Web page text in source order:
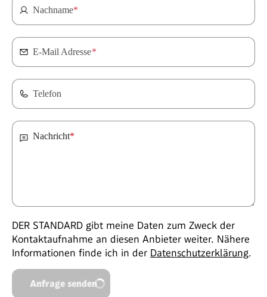
Nachname*
E-Mail Adresse*
Telefon
Nachricht*
DER STANDARD gibt meine Daten zum Zweck der
Kontaktaufnahme an diesen Anbieter weiter. Nähere
Informationen finde ich in der Datenschutzerklärung.
Anfrage senden